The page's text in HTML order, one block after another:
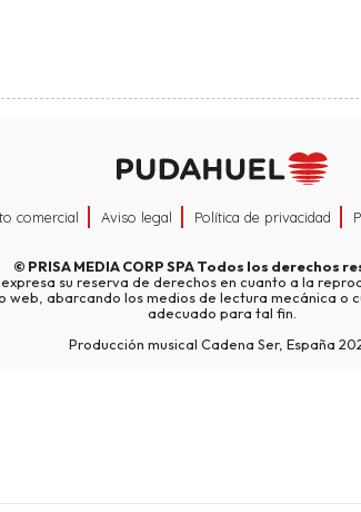
comercial Aviso legal Política de privacidad
© PRISA MEDIA CORP SPATodos los derechos
expresa su reserva de derechos en cuanto a la
web, abarcando los medios de lectura mecánica o
adecuado para tal fin.
Producción musical Cadena Ser, España